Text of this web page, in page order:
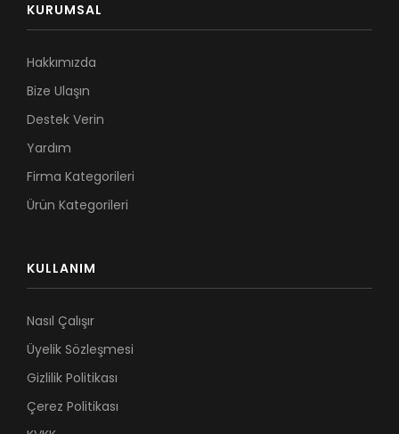
KURUMSAL
Hakkımızda
Bize Ulaşın
Destek Verin
Yardım
Firma Kategorileri
Ürün Kategorileri
KULLANIM
Nasıl Çalışır
Üyelik Sözleşmesi
Gizlilik Politikası
Çerez Politikası